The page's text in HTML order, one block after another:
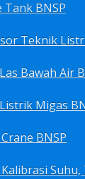
BNSP
Teknik
Bawah Air
Migas
BNSP